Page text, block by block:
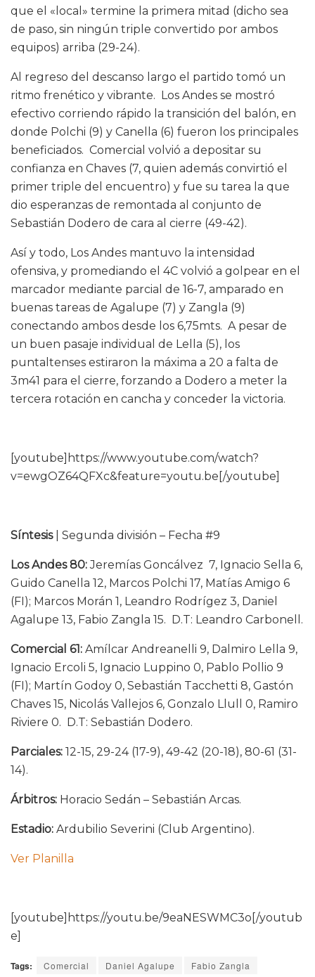
que el «local» termine la primera mitad (dicho sea
de paso, sin ningún triple convertido por ambos
equipos) arriba (29-24).
Al regreso del descanso largo el partido tomó un
ritmo frenético y vibrante. Los Andes se mostró
efectivo corriendo rápido la transición del balón, en
donde Polchi (9) y Canella (6) fueron los principales
beneficiados. Comercial volvió a depositar su
confianza en Chaves (7, quien además convirtió el
primer triple del encuentro) y fue su tarea la que
dio esperanzas de remontada al conjunto de
Sebastián Dodero de cara al cierre (49-42).
Así y todo, Los Andes mantuvo la intensidad
ofensiva, y promediando el 4C volvió a golpear en el
marcador mediante parcial de 16-7, amparado en
buenas tareas de Agalupe (7) y Zangla (9)
conectando ambos desde los 6,75mts. A pesar de
un buen pasaje individual de Lella (5), los
puntaltenses estiraron la máxima a 20 a falta de
3m41 para el cierre, forzando a Dodero a meter la
tercera rotación en cancha y conceder la victoria.
[youtube]https://www.youtube.com/watch?
v=ewgOZ64QFXc&feature=youtu.be[/youtube]
Síntesis| Segunda división – Fecha #9
Los Andes 80:Jeremías Goncálvez 7, Ignacio Sella 6,
Guido Canella 12, Marcos Polchi 17, Matías Amigo 6
(FI); Marcos Morán 1, Leandro Rodrígez 3, Daniel
Agalupe 13, Fabio Zangla 15. D.T: Leandro Carbonell.
Comercial 61: Amílcar Andreanelli 9, Dalmiro Lella 9,
Ignacio Ercoli 5, Ignacio Luppino 0, Pablo Pollio 9
(FI); Martín Godoy 0, Sebastián Tacchetti 8, Gastón
Chaves 15, Nicolás Vallejos 6, Gonzalo Llull 0, Ramiro
Riviere 0. D.T: Sebastián Dodero.
Parciales: 12-15, 29-24 (17-9), 49-42 (20-18), 80-61 (31-
14).
Árbitros: Horacio Sedán – Sebastián Arcas.
Estadio: Ardubilio Severini (Club Argentino).
Ver Planilla
[youtube]https://youtu.be/9eaNESWMC3o[/youtub
e]
Tags: Comercial Daniel Agalupe
Fabio Zangla